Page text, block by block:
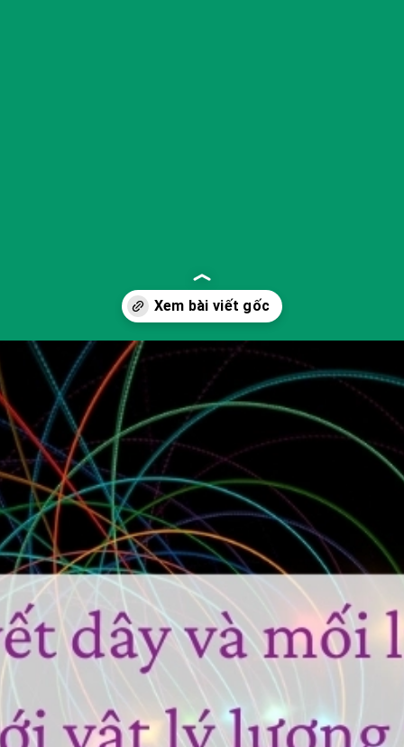
Đang mở https://yeukhoahoc.edu.vn/thuyet-day